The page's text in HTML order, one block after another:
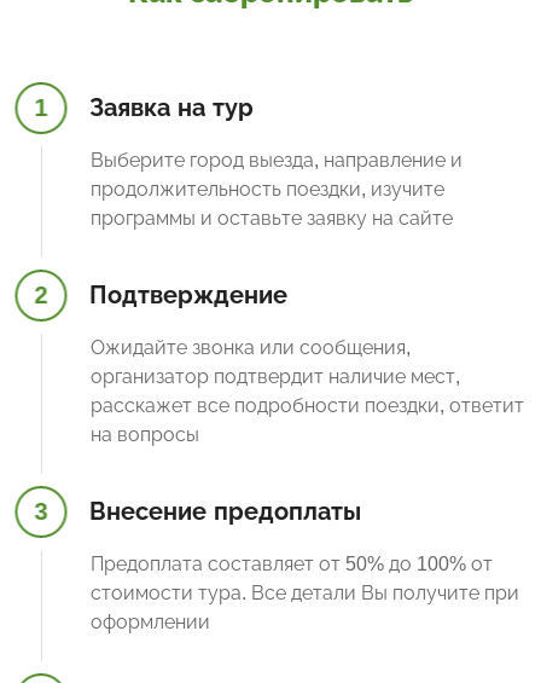
1 Заявка на тур
Выберите город выезда, направление и
продолжительность поездки, изучите
программы и оставьте заявку на сайте
2 Подтверждение
Ожидайте звонка или сообщения,
организатор подтвердит наличие мест,
расскажет все подробности поездки, ответит
на вопросы
3 Внесение предоплаты
Предоплата составляет от 50% до 100% от
стоимости тура. Все детали Вы получите при
оформлении